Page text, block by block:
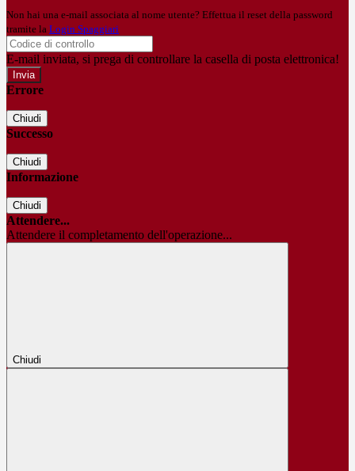
Non hai una e-mail associata al nome utente? Effettua il reset della password
tramite la Login Spaggiari
E-mail inviata, si prega di controllare la casella di posta elettronica!
Errore
Chiudi
Successo
Chiudi
Informazione
Chiudi
Attendere...
Attendere il completamento dell'operazione...
Chiudi